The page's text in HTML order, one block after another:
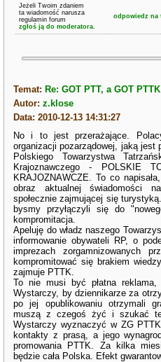
Jeżeli Twoim zdaniem
ta wiadomość narusza
regulamin forum
zgłoś ją do moderatora.
odpowiedz na
Temat: Re: GOT PTT, a GOT PTTK
Autor:z.klose
Data: 2010-12-13 14:31:27
No i to jest przerażające.
organizacji pozarządowej, jaką jest
Polskiego Towarzystwa
Krajoznawczego - POLSKIE
KRAJOZNAWCZE. To co
obraz aktualnej świadomości
społecznie zajmującej się
bysmy przyłączyli się do
kompromitacja.
Apeluję do władz naszego
informowanie obywateli RP, o
imprezach zorgamnizowanych
kompromitować się brakiem
zajmuje PTTK.
To nie musi być płatna
Wystarczy, by dziennikarze za
po jej opublikowaniu otrzymali
muszą z czegoś żyć i szukać
Wystarczy wyznaczyć w ZG
kontakty z prasą, a jego
promowania PTTK. Za kilka
będzie cała Polska. Efekt